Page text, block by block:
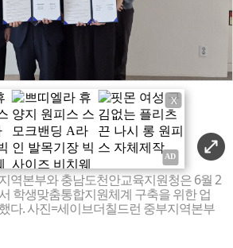
X
역본부와 충남도천안교육지원청은 6월 2
학생맞춤통합지원체계 구축을 위한 업
다. 사진=세이브더칠드런 중부지역본부